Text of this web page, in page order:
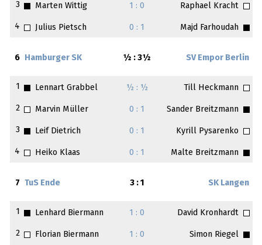
3 Marten Wittig 1 : 0 Raphael Kracht
4 Julius Pietsch 0 : 1 Majd Farhoudah
6 Hamburger SK ½ : 3½ SV Empor Berlin
1 Lennart Grabbel ½ : ½ Till Heckmann
2 Marvin Müller 0 : 1 Sander Breitzmann
3 Leif Dietrich 0 : 1 Kyrill Pysarenko
4 Heiko Klaas 0 : 1 Malte Breitzmann
7 TuS Ende 3 : 1 SK Langen
1 Lenhard Biermann 1 : 0 David Kronhardt
2 Florian Biermann 1 : 0 Simon Riegel